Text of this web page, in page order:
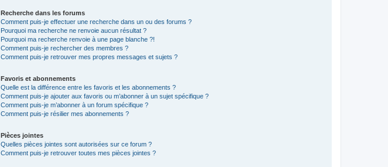
Recherche dans les forums
Comment puis-je effectuer une recherche dans un ou des forums ?
Pourquoi ma recherche ne renvoie aucun résultat ?
Pourquoi ma recherche renvoie à une page blanche ?!
Comment puis-je rechercher des membres ?
Comment puis-je retrouver mes propres messages et sujets ?
Favoris et abonnements
Quelle est la différence entre les favoris et les abonnements ?
Comment puis-je ajouter aux favoris ou m’abonner à un sujet spécifique ?
Comment puis-je m’abonner à un forum spécifique ?
Comment puis-je résilier mes abonnements ?
Pièces jointes
Quelles pièces jointes sont autorisées sur ce forum ?
Comment puis-je retrouver toutes mes pièces jointes ?